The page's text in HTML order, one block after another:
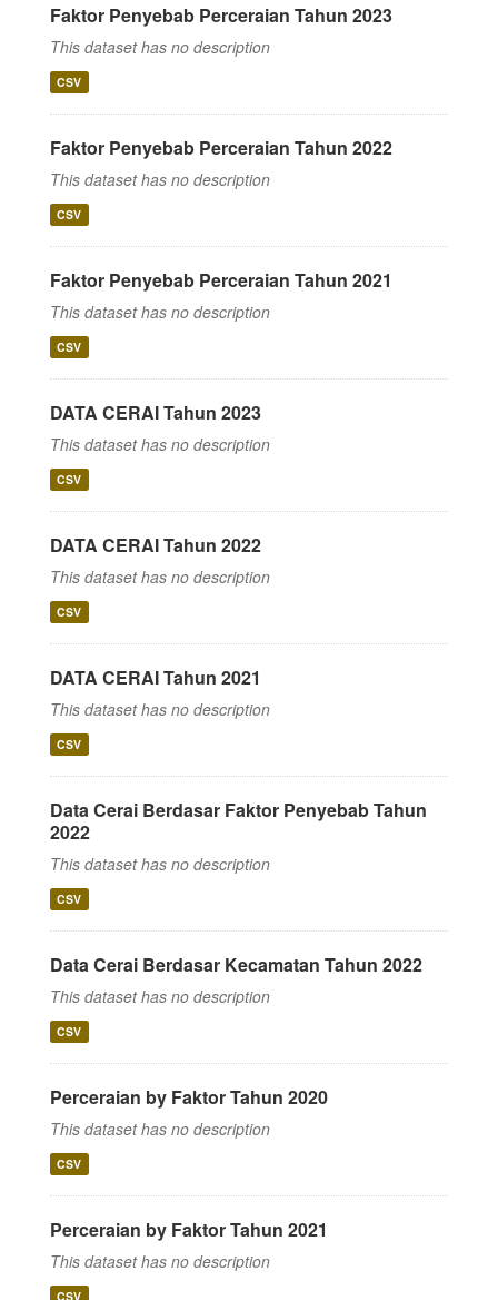
Faktor Penyebab Perceraian Tahun 2023
This dataset has no description
CSV
Faktor Penyebab Perceraian Tahun 2022
This dataset has no description
CSV
Faktor Penyebab Perceraian Tahun 2021
This dataset has no description
CSV
DATA CERAI Tahun 2023
This dataset has no description
CSV
DATA CERAI Tahun 2022
This dataset has no description
CSV
DATA CERAI Tahun 2021
This dataset has no description
CSV
Data Cerai Berdasar Faktor Penyebab Tahun
2022
This dataset has no description
CSV
Data Cerai Berdasar Kecamatan Tahun 2022
This dataset has no description
CSV
Perceraian by Faktor Tahun 2020
This dataset has no description
CSV
Perceraian by Faktor Tahun 2021
This dataset has no description
CSV